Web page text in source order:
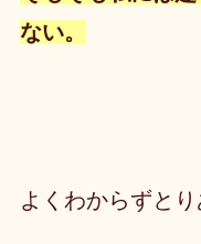
ない。
よくわからずと